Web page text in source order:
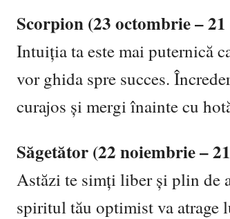
Scorpion (23 octombrie –
Intuiția ta este mai puternică
vor ghida spre succes.
curajos și mergi înainte cu
Săgetător (22 noiembrie –
Astăzi te simți liber și plin de
spiritul tău optimist va atrage